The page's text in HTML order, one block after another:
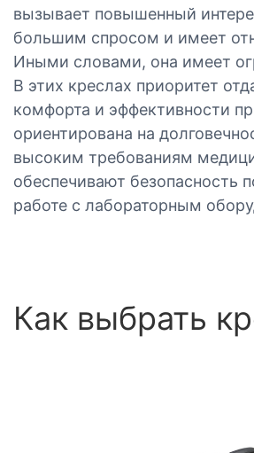
вызывает повышенный
большим спросом и имеет
Иными словами, она имеет
В этих креслах приоритет
комфорта и эффективности
ориентирована на
высоким требованиям
обеспечивают безопасность
работе с лабораторным
Как выбрать